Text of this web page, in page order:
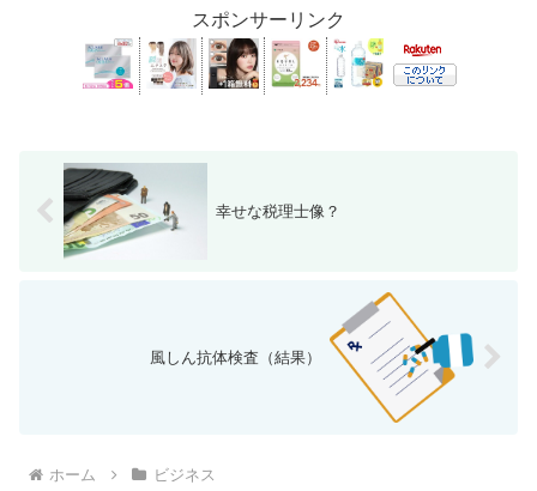
スポンサーリンク
幸せな税理士像？
風しん抗体検査（結果）
ホーム ビジネス